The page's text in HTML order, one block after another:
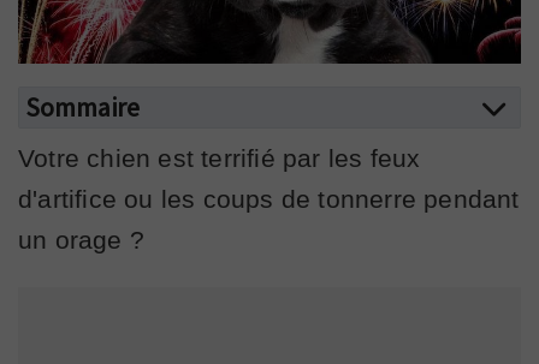
Sommaire
Votre chien est terrifié par les feux
d'artifice ou les coups de tonnerre pendant
un orage ?